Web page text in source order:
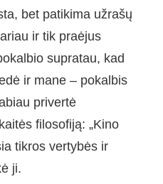
bet patikima užrašų
ir tik praėjus
supratau, kad
ir mane – pokalbis
privertė
filosofiją: „Kino
tikros vertybės ir
ji.